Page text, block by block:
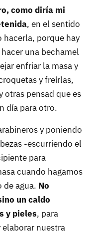
como diría mi
, en el sentido
hacerla, porque hay
una bechamel
enfriar la masa y
y freírlas,
otras pensad que es
día para otro.
y poniendo
-escurriendo el
para
cuando hagamos
agua. No
un caldo
y pieles, para
nuestra